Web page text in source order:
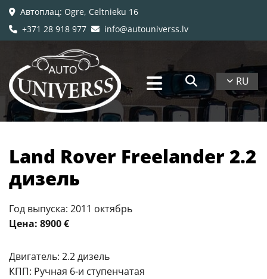
 Автоплац: Ogre, Celtnieku 16
 +371 28 918 977  info@autouniverss.lv
RU
Land Rover Freelander 2.2
дизель
Год выпуска: 2011 октябрь
Цена: 8900 €
Двигатель: 2.2 дизель
КПП: Ручная 6-и ступенчатая